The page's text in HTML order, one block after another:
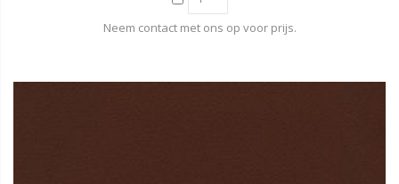
Neem contact met ons op voor prijs.